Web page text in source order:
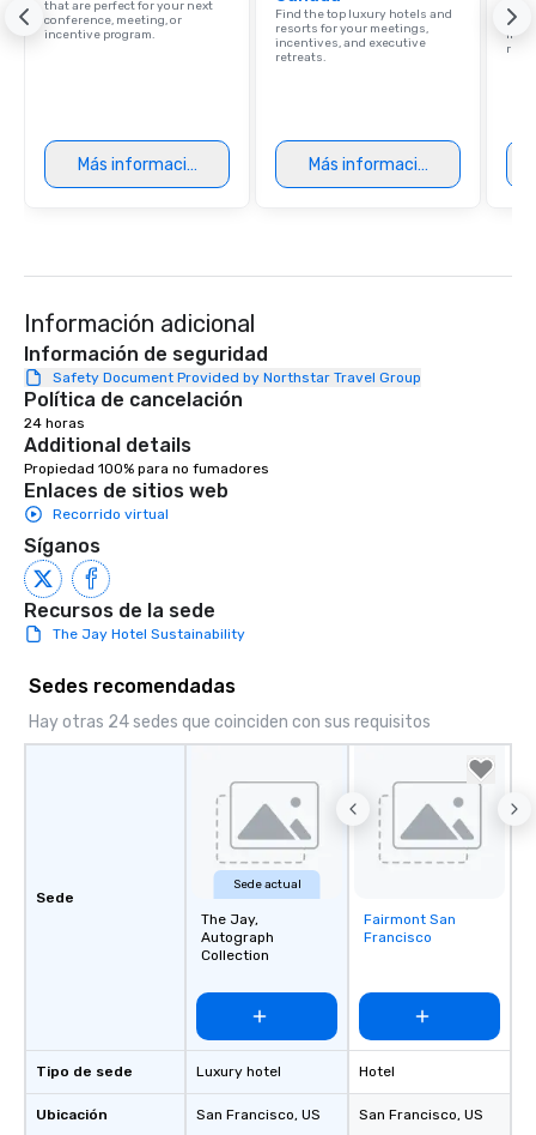
that are perfect for your next
conference, meeting, or
incentive program.
Más información
Find the top luxury hotels and
resorts for your meetings,
incentives, and executive
retreats.
Más información
Información adicional
Información de seguridad
Safety Document Provided by Northstar Travel Group
Política de cancelación
24 horas
Additional details
Propiedad 100% para no fumadores
Enlaces de sitios web
Recorrido virtual
Síganos
Recursos de la sede
The Jay Hotel Sustainability
Sedes recomendadas
Hay otras 24 sedes que coinciden con sus requisitos
Sede
Tipo de sede
Ubicación
Sede actual
The Jay,
Autograph
Collection
Luxury hotel
San Francisco, US
Removed from
favorites
Fairmont San
Francisco
Hotel
San Francisco, US